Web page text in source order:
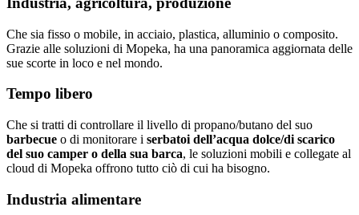
Che sia fisso o mobile, in acciaio, plastica, alluminio o composito.
Grazie alle soluzioni di Mopeka, ha una panoramica aggiornata delle
sue scorte in loco e nel mondo.
Tempo libero
Che si tratti di controllare il livello di propano/butano del suo
barbecue o di monitorare i serbatoi dell’acqua dolce/di scarico
del suo camper o della sua barca, le soluzioni mobili e collegate al
cloud di Mopeka offrono tutto ciò di cui ha bisogno.
Industria alimentare